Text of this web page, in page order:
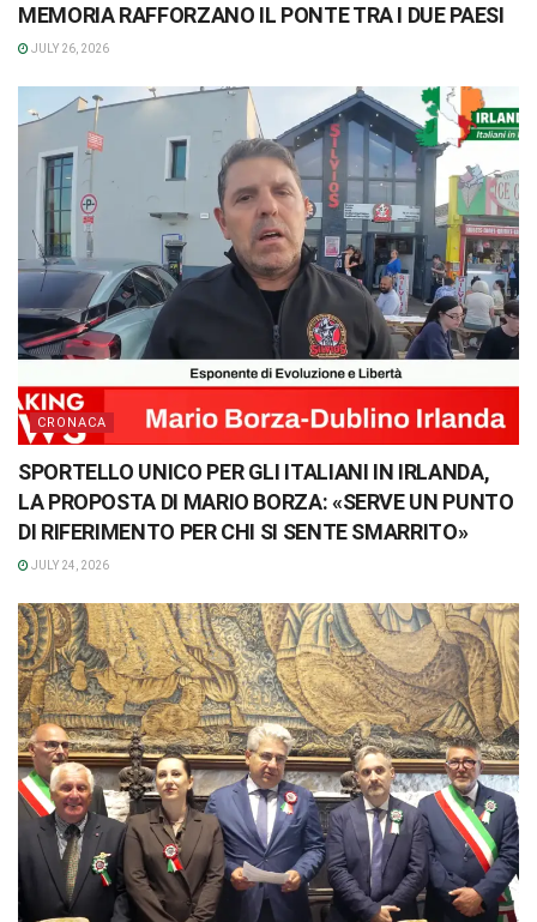
MEMORIA RAFFORZANO IL PONTE TRA I DUE PAESI
JULY 26, 2026
CRONACA
SPORTELLO UNICO PER GLI ITALIANI IN IRLANDA,
LA PROPOSTA DI MARIO BORZA: «SERVE UN PUNTO
DI RIFERIMENTO PER CHI SI SENTE SMARRITO»
JULY 24, 2026